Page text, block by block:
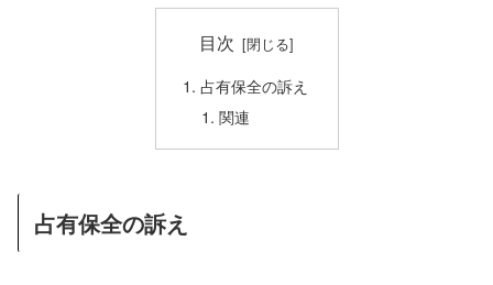
目次
占有保全の訴え
関連
占有保全の訴え